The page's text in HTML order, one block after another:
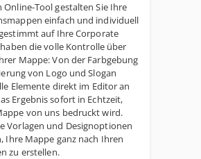
Online-Tool gestalten Sie Ihre
einfach und individuell
auf Ihre Corporate
die volle Kontrolle über
Mappe: Von der Farbgebung
von Logo und Slogan
Elemente direkt im Editor an
Ergebnis sofort in Echtzeit,
von uns bedruckt wird.
Vorlagen und Designoptionen
Ihre Mappe ganz nach Ihren
zu erstellen.